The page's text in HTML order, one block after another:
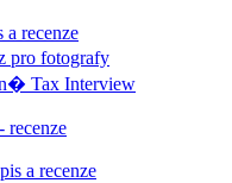
a recenze
pro fotografy
Tax Interview
recenze
a recenze